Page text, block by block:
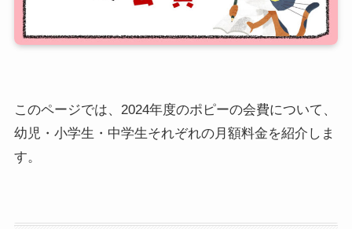
このページでは、2024年度のポピーの会費について、
幼児・小学生・中学生それぞれの月額料金を紹介しま
す。